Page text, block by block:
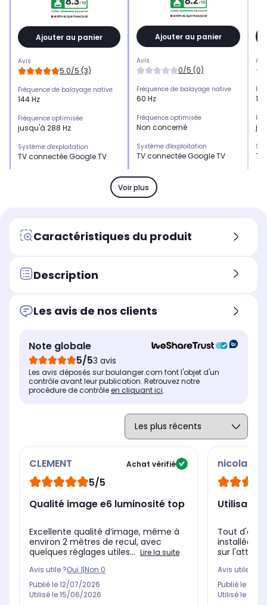
Ajouter au panier
Avis
5.0/5 (3)
Fréquence de balayage native
144 Hz
Fréquence optimisée
jusqu'à 288 Hz
Système d'exploitation
TV connectée Google TV
USB
x1
Non communiqué
Le + produit
nits pour une luminosité
parfaitement optimisée
Puissance
Non communiqué
Ajouter au panier
Avis
0/5 (0)
Fréquence de balayage native
60 Hz
Fréquence optimisée
Non concerné
Système d'exploitation
TV connectée Google TV
HDMI 2.1
-
USB
x1
qualité d'image en 4K HDR,
400 nits, avec système
Puissance
Non communiqué
Voir plus
Caractéristiques du produit
Description
Les avis de nos clients
Note globale
5/53 avis
Les avis déposés sur boulanger.com font l'objet d'un
contrôle avant leur publication. Retrouvez notre
procédure de contrôleen cliquant ici.
CLEMENT Achat vérifié
5/5
Qualité image e6 luminosité top
Excellente qualité d’image, même à
environ 2 mètres de recul, avec
quelques réglages utiles... Lire la suite
Avis utile ?Oui 1 Non 0
Publié le12/07/2026
Utilisé le15/06/2026
Utilisation
Tout
installée,
sur
Avis utile ?
Publié le
Utilisé le